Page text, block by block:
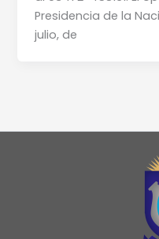
Presidencia de la
julio, de